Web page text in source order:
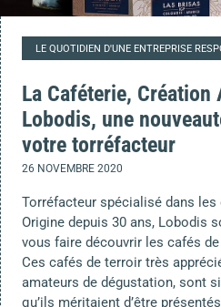
LE QUOTIDIEN D'UNE ENTREPRISE
La Caféterie, Création
Lobodis, une
votre torréfacteur
26 NOVEMBRE 2020
Torréfacteur spécialisé dans les
Origine depuis 30 ans, Lobodis
vous faire découvrir les cafés
Ces cafés de terroir très
amateurs de dégustation, sont
qu’ils méritaient d’être